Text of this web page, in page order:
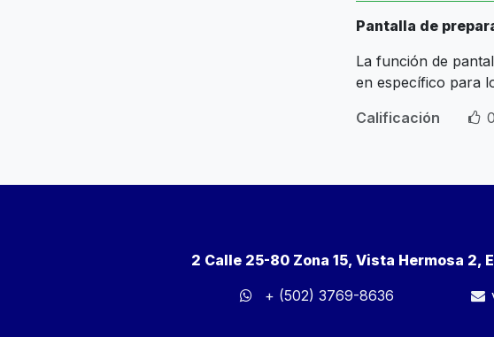
Pantalla de
La función de
en específico para
Calificación
0
2 Calle 25-80 Zona 15, Vista Hermosa 2,
+ (502) 3769-8636